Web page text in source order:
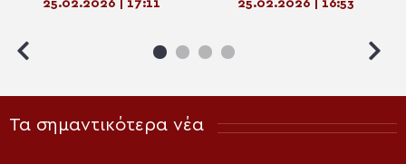
ελευθερίας και όχι στέρηση
25.02.2026 | 17:11
podcast
25.02.2026 | 16:53
Τα σημαντικότερα νέα